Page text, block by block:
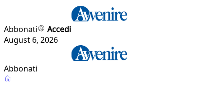
Abbonati
Accedi
August 6, 2026
Abbonati